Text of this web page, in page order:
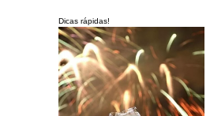
Dicas rápidas!